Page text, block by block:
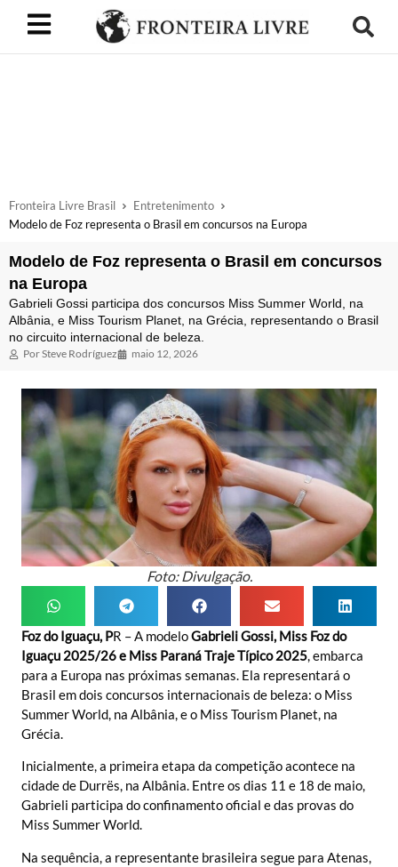
Fronteira Livre Brasil
Entretenimento
Modelo de Foz representa o Brasil em concursos na Europa
Modelo de Foz representa o Brasil em concursos
na Europa
Gabrieli Gossi participa dos concursos Miss Summer World, na
Albânia, e Miss Tourism Planet, na Grécia, representando o Brasil
no circuito internacional de beleza.
PorSteve Rodríguez maio 12, 2026
Foto: Divulgação.
Foz do Iguaçu, PR – A modeloGabrieli Gossi, Miss Foz do
Iguaçu 2025/26 e Miss Paraná Traje Típico 2025, embarca
para a Europa nas próximas semanas. Ela representará o
Brasil em dois concursos internacionais de beleza: o Miss
Summer World, na Albânia, e o Miss Tourism Planet, na
Grécia.
Inicialmente, a primeira etapa da competição acontece na
cidade de Durrës, na Albânia. Entre os dias 11 e 18 de maio,
Gabrieli participa do confinamento oficial e das provas do
Miss Summer World.
Na sequência, a representante brasileira segue para Atenas,